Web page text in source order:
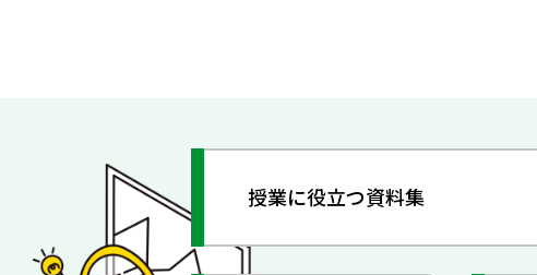
授業に役立つ資料集